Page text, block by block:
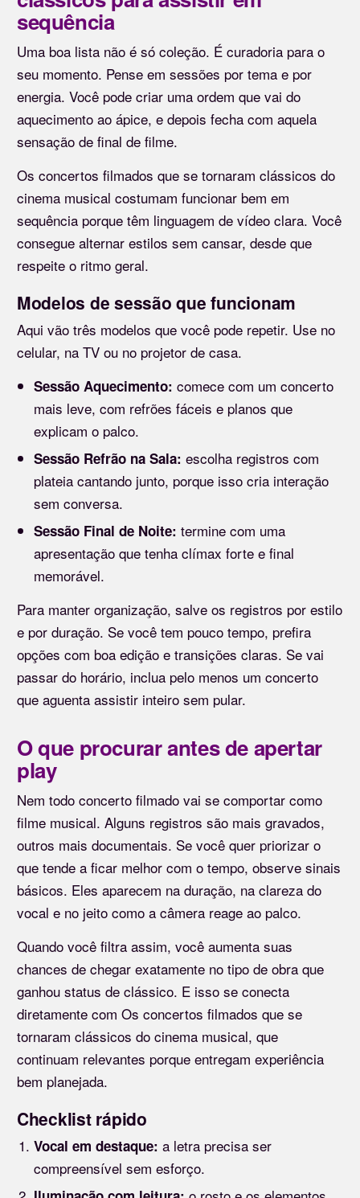
sequência
Uma boa lista não é só coleção. É curadoria para o
seu momento. Pense em sessões por tema e por
energia. Você pode criar uma ordem que vai do
aquecimento ao ápice, e depois fecha com aquela
sensação de final de filme.
Os concertos filmados que se tornaram clássicos do
cinema musical costumam funcionar bem em
sequência porque têm linguagem de vídeo clara. Você
consegue alternar estilos sem cansar, desde que
respeite o ritmo geral.
Modelos de sessão que funcionam
Aqui vão três modelos que você pode repetir. Use no
celular, na TV ou no projetor de casa.
Sessão Aquecimento: comece com um concerto
mais leve, com refrões fáceis e planos que
explicam o palco.
Sessão Refrão na Sala: escolha registros com
plateia cantando junto, porque isso cria interação
sem conversa.
Sessão Final de Noite: termine com uma
apresentação que tenha clímax forte e final
memorável.
Para manter organização, salve os registros por estilo
e por duração. Se você tem pouco tempo, prefira
opções com boa edição e transições claras. Se vai
passar do horário, inclua pelo menos um concerto
que aguenta assistir inteiro sem pular.
O que procurar antes de apertar
play
Nem todo concerto filmado vai se comportar como
filme musical. Alguns registros são mais gravados,
outros mais documentais. Se você quer priorizar o
que tende a ficar melhor com o tempo, observe sinais
básicos. Eles aparecem na duração, na clareza do
vocal e no jeito como a câmera reage ao palco.
Quando você filtra assim, você aumenta suas
chances de chegar exatamente no tipo de obra que
ganhou status de clássico. E isso se conecta
diretamente com Os concertos filmados que se
tornaram clássicos do cinema musical, que
continuam relevantes porque entregam experiência
bem planejada.
Checklist rápido
Vocal em destaque: a letra precisa ser
compreensível sem esforço.